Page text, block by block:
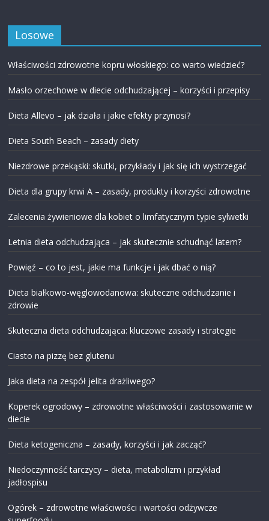
Losowe
Właściwości zdrowotne kopru włoskiego: co warto wiedzieć?
Masło orzechowe w diecie odchudzającej – korzyści i przepisy
Dieta Allevo – jak działa i jakie efekty przynosi?
Dieta South Beach – zasady diety
Niezdrowe przekąski: skutki, przykłady i jak się ich wystrzegać
Dieta dla grupy krwi A – zasady, produkty i korzyści zdrowotne
Zalecenia żywieniowe dla kobiet o limfatycznym typie sylwetki
Letnia dieta odchudzająca – jak skutecznie schudnąć latem?
Powięź – co to jest, jakie ma funkcje i jak dbać o nią?
Dieta białkowo-węglowodanowa: skuteczne odchudzanie i
zdrowie
Skuteczna dieta odchudzająca: kluczowe zasady i strategie
Ciasto na pizzę bez glutenu
Jaka dieta na zespół jelita drażliwego?
Koperek ogrodowy – zdrowotne właściwości i zastosowanie w
diecie
Dieta ketogeniczna – zasady, korzyści i jak zacząć?
Niedoczynność tarczycy – dieta, metabolizm i przykład
jadłospisu
Ogórek – zdrowotne właściwości i wartości odżywcze